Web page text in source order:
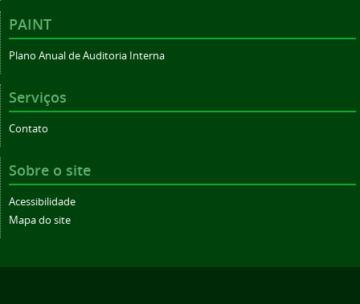
PAINT
Plano Anual de Auditoria Interna
Serviços
Contato
Sobre o site
Acessibilidade
Mapa do site